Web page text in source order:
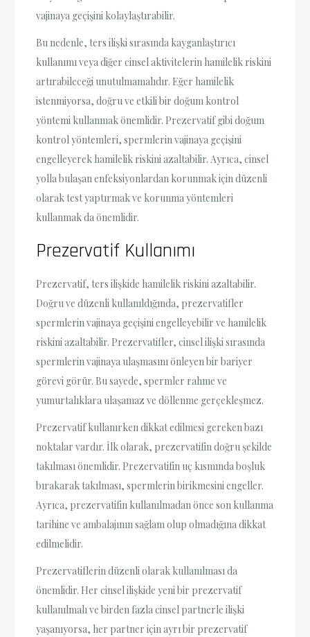
vajinaya geçişini kolaylaştırabilir.
Bu nedenle, ters ilişki sırasında kayganlaştırıcı
kullanımı veya diğer cinsel aktivitelerin hamilelik riskini
artırabileceği unutulmamalıdır. Eğer hamilelik
istenmiyorsa, doğru ve etkili bir doğum kontrol
yöntemi kullanmak önemlidir. Prezervatif gibi doğum
kontrol yöntemleri, spermlerin vajinaya geçişini
engelleyerek hamilelik riskini azaltabilir. Ayrıca, cinsel
yolla bulaşan enfeksiyonlardan korunmak için düzenli
olarak test yaptırmak ve korunma yöntemleri
kullanmak da önemlidir.
Prezervatif Kullanımı
Prezervatif, ters ilişkide hamilelik riskini azaltabilir.
Doğru ve düzenli kullanıldığında, prezervatifler
spermlerin vajinaya geçişini engelleyebilir ve hamilelik
riskini azaltabilir. Prezervatifler, cinsel ilişki sırasında
spermlerin vajinaya ulaşmasını önleyen bir bariyer
görevi görür. Bu sayede, spermler rahme ve
yumurtalıklara ulaşamaz ve döllenme gerçekleşmez.
Prezervatif kullanırken dikkat edilmesi gereken bazı
noktalar vardır. İlk olarak, prezervatifin doğru şekilde
takılması önemlidir. Prezervatifin uç kısmında boşluk
bırakarak takılması, spermlerin birikmesini engeller.
Ayrıca, prezervatifin kullanılmadan önce son kullanma
tarihine ve ambalajının sağlam olup olmadığına dikkat
edilmelidir.
Prezervatiflerin düzenli olarak kullanılması da
önemlidir. Her cinsel ilişkide yeni bir prezervatif
kullanılmalı ve birden fazla cinsel partnerle ilişki
yaşanıyorsa, her partner için ayrı bir prezervatif